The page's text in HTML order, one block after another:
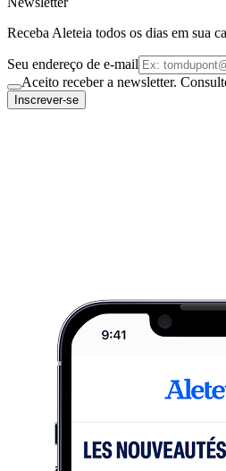
Receba Aleteia todos os dias em sua
Seu endereço de e-mail
Aceito receber a newsletter.
Inscrever-se